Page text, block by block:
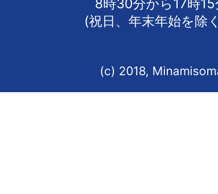
8時30分から17時
(祝日、年末年始を除
(c) 2018,